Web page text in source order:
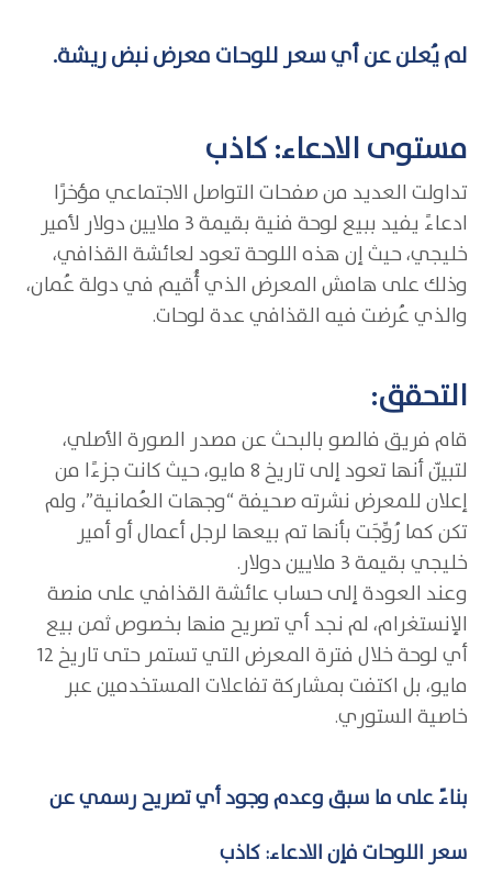
لم يُعلن عن أي سعر للوحات معرض نبض ريشة.
مستوى الادعاء: كاذب
تداولت العديد من صفحات التواصل الاجتماعي مؤخرًا
ادعاءً يفيد ببيع لوحة فنية بقيمة 3 ملايين دولار لأمير
خليجي، حيث إن هذه اللوحة تعود لعائشة القذافي،
وذلك على هامش المعرض الذي أُقيم في دولة عُمان،
والذي عُرضت فيه القذافي عدة لوحات.
التحقق:
قام فريق فالصو بالبحث عن مصدر الصورة الأصلي،
لتبيّن أنها تعود إلى تاريخ 8 مايو، حيث كانت جزءًا من
إعلان للمعرض نشرته صحيفة “وجهات العُمانية”، ولم
تكن كما رُوِّجَت بأنها تم بيعها لرجل أعمال أو أمير
خليجي بقيمة 3 ملايين دولار.
وعند العودة إلى حساب عائشة القذافي على منصة
الإنستغرام، لم نجد أي تصريح منها بخصوص ثمن بيع
أي لوحة خلال فترة المعرض التي تستمر حتى تاريخ 12
مايو، بل اكتفت بمشاركة تفاعلات المستخدمين عبر
خاصية الستوري.
بناءً على ما سبق وعدم وجود أي تصريح رسمي عن
سعر اللوحات فإن الادعاء: كاذب